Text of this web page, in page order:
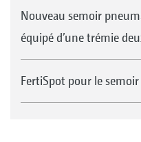
Nouveau semoir
équipé d’une trémie
FertiSpot pour le